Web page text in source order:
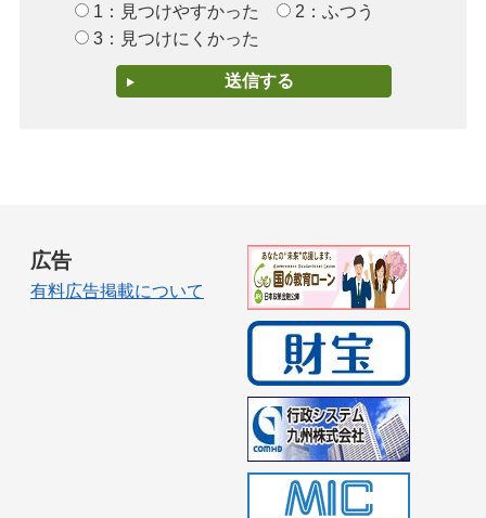
1：見つけやすかった
2：ふつう
3：見つけにくかった
広告
有料広告掲載について